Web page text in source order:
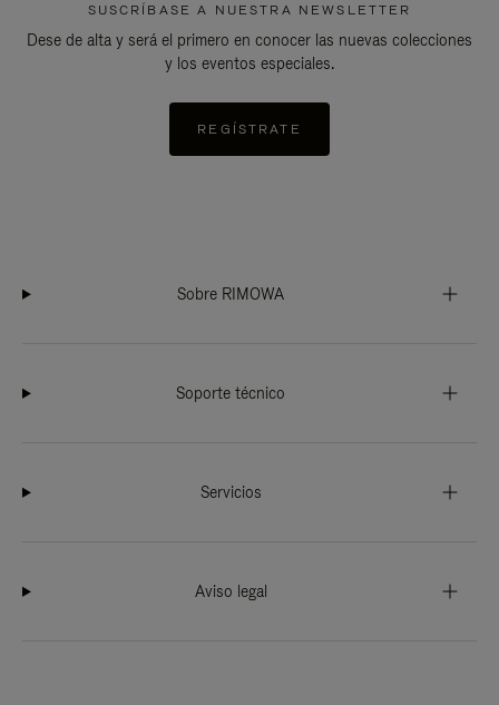
SUSCRÍBASE A NUESTRA NEWSLETTER
Dese de alta y será el primero en conocer las nuevas colecciones
y los eventos especiales.
REGÍSTRATE
Sobre RIMOWA
Soporte técnico
Servicios
Aviso legal